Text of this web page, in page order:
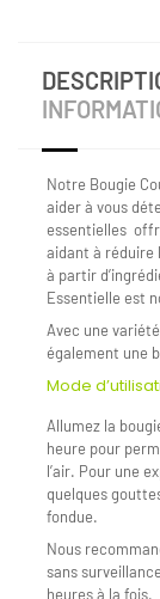
Notre Bougie
aider à vous
essentielles
aidant à réduire
à partir
Essentielle est
Avec une
également une
Mode
Allumez la
heure pour
l’air. Pour une
quelques
fondue.
Nous
sans
heures à la fois.